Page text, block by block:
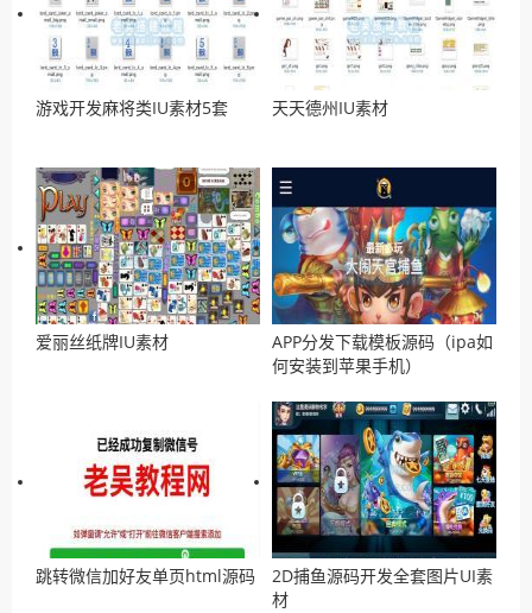
游戏开发麻将类IU素材5套 天天德州IU素材
爱丽丝纸牌IU素材
APP分发下载模板源码（ipa如
何安装到苹果手机）
跳转微信加好友单页html源码
2D捕鱼源码开发全套图片UI素
材